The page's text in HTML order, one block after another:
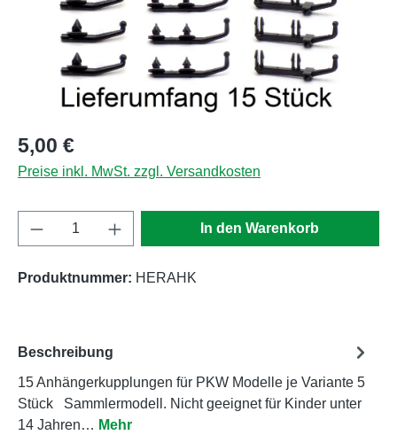
Regulärer Preis:
5,00 €
Preise inkl. MwSt. zzgl. Versandkosten
Produkt Anzahl: Gib den gewünschten
In den Warenkorb
Produktnummer: HERAHK
Beschreibung
15 Anhängerkupplungen für PKW Modelle je Variante 5
Stück Sammlermodell. Nicht geeignet für Kinder unter
14 Jahren… Mehr